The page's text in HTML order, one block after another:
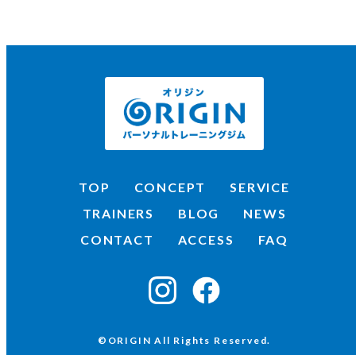
TOP CONCEPT
SERVICE
TRAINERS
BLOG
NEWS
CONTACT
ACCESS FAQ
©ORIGIN All Rights Reserved.